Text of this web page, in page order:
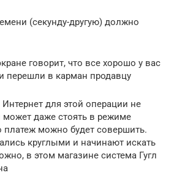
(секунду-другую) должно
говорит, что все хорошо у вас
перешли в карман продавцу
для этой операции не
даже стоять в режиме
платеж можно будет совершить.
круглыми и начинают искать
в этом магазине система Гугл